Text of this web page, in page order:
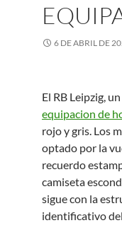
6 DE ABRIL DE
El RB Leipzig,
equipacion de
rojo y gris. Los
optado por la
recuerdo
camiseta
sigue con la
identificativo